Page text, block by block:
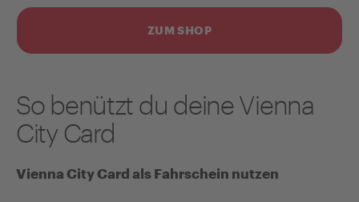
ZUM SHOP
So benützt du deine Vienna
City Card
Vienna City Card als Fahrschein nutzen